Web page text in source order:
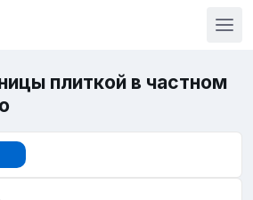
плиткой в частном